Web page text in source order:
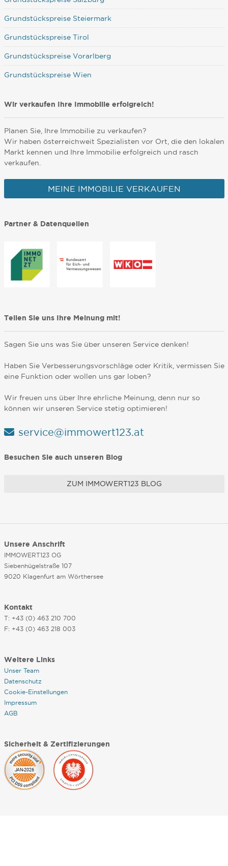
Grundstückspreise Steiermark
Grundstückspreise Tirol
Grundstückspreise Vorarlberg
Grundstückspreise Wien
Wir verkaufen Ihre Immobilie erfolgreich!
Planen Sie, Ihre Immobilie zu verkaufen?
Wir haben österreichweit Spezialisten vor Ort, die den lokalen
Markt kennen und Ihre Immobilie erfolgreich und rasch
verkaufen.
MEINE IMMOBILIE VERKAUFEN
Partner & Datenquellen
Teilen Sie uns Ihre Meinung mit!
Sagen Sie uns was Sie über unseren Service denken!
Haben Sie Verbesserungsvorschläge oder Kritik, vermissen Sie
eine Funktion oder wollen uns gar loben?
Wir freuen uns über Ihre ehrliche Meinung, denn nur so
können wir unseren Service stetig optimieren!
service@immowert123.at
Besuchen Sie auch unseren Blog
ZUM IMMOWERT123 BLOG
Unsere Anschrift
IMMOWERT123 OG
Siebenhügelstraße 107
9020 Klagenfurt am Wörthersee
Kontakt
T: +43 (0) 463 210 700
F: +43 (0) 463 218 003
Weitere Links
Unser Team
Datenschutz
Cookie-Einstellungen
Impressum
AGB
Sicherheit & Zertifizierungen